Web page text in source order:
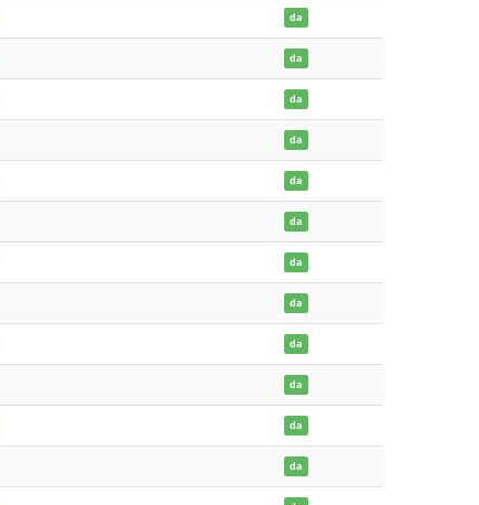
da
da
da
da
da
da
da
da
da
da
da
da